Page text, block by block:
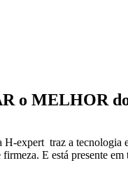
o MELHOR
expert traz a
E está presente